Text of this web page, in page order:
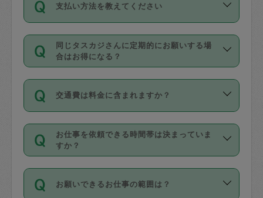
の上事前申請することが必要です。な
お、3時間を下回っても、値引き等はござ
いません。
身が価格を選んで設定しています。
タスカジさんの価格設定には最初は制限
があり、レビュー件数、レビューの平均
値、などで除々に設定可能な最高額が上
がっていく仕組みになっています。
支払い方法を教えてください
お支払方法はクレジットカード（Visa／
Master／JCB／AMERICAN EXPRESS／
Diners Club）のみとなります。
を行う際にご入力ください。プロフィー
ル登録時にはご入力いただかなくても大
丈夫です。
デビットカード・プリペイドカード（Vプ
リカ、au WALLETなど）は支払にはご利
銀行振込や現金払いも対応していませ
同じタスカジさんに定期的にお願いする場
合はお得になる？
依頼には「スポット」と「定期（毎週｜
隔週）」があり、「定期」の依頼は「ス
ポット」よりお得な料金でご利用できま
す。
定期の最低利用回数は設けていない代わ
りに、一定数を超えたキャンセルは有償
交通費は料金に含まれますか？
交通費は依頼料金とは別途発生し、依頼
料金のご請求と合わせてお支払いとなり
ます。交通費の金額は「依頼の詳細」に
お仕事を依頼できる時間帯は決まっていま
すか？
時間帯は3種類あります。いずれも１回あ
たり３時間です。
お願いできるお仕事の範囲は？